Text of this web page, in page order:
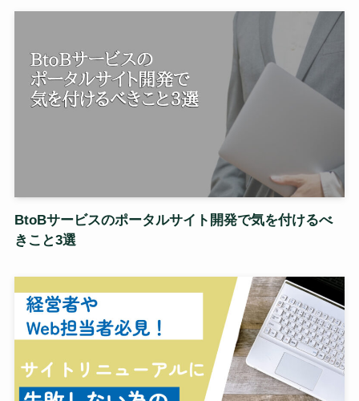
BtoBサービスのポータルサイト開発で気を付けるべ
きこと3選